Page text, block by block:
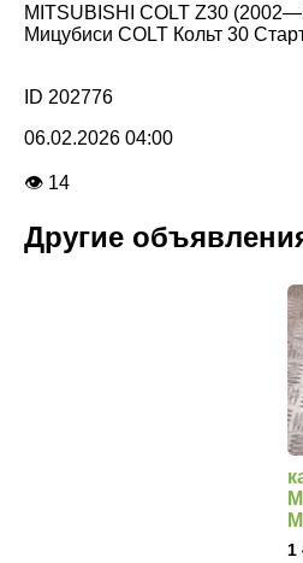
MITSUBISHI COLT Z30
Мицубиси COLT Кольт 30
ID 202776
06.02.2026 04:00
👁 14
Другие
1